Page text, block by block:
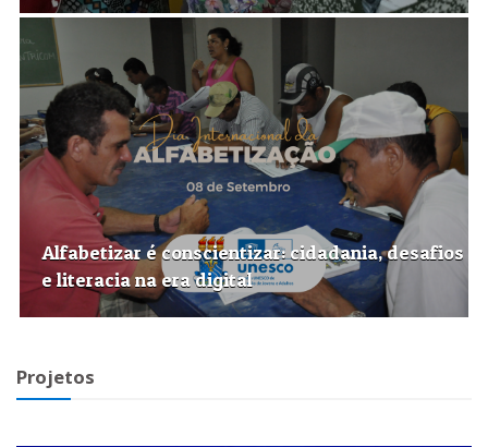
Alfabetizar é conscientizar: cidadania, desafios
e literacia na era digital
Projetos